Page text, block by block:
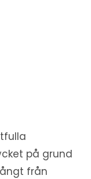
på grund
från